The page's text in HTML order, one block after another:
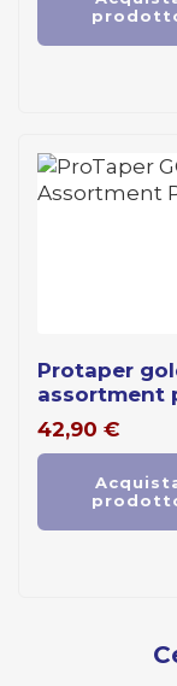
protaper gold
assortment
42,90 €